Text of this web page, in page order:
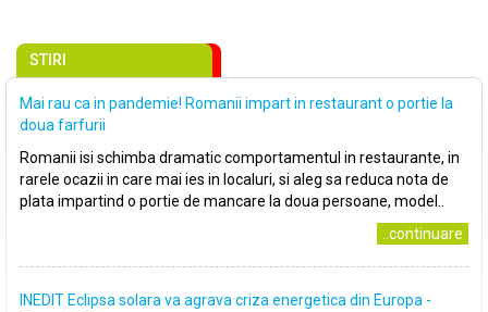
STIRI
Mai rau ca in pandemie! Romanii impart in restaurant o portie la
doua farfurii
Romanii isi schimba dramatic comportamentul in restaurante, in
rarele ocazii in care mai ies in localuri, si aleg sa reduca nota de
plata impartind o portie de mancare la doua persoane, model..
..continuare
INEDIT Eclipsa solara va agrava criza energetica din Europa -